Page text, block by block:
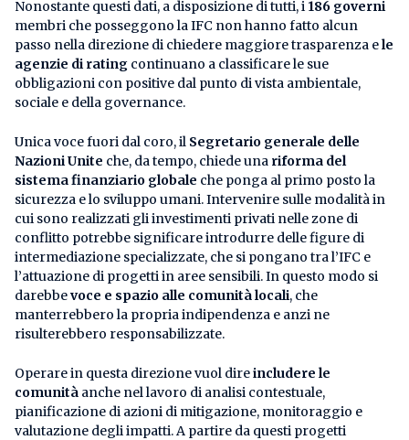
Nonostante questi dati, a disposizione di tutti, i 186 governi
membri che posseggono la IFC non hanno fatto alcun
passo nella direzione di chiedere maggiore trasparenza ele
agenzie di rating continuano a classificare le sue
obbligazioni con positive dal punto di vista ambientale,
sociale e della governance.
Unica voce fuori dal coro, il Segretario generale delle
Nazioni Unite che, da tempo, chiede una riforma del
sistema finanziario globale che ponga al primo posto la
sicurezza e lo sviluppo umani. Intervenire sulle modalità in
cui sono realizzati gli investimenti privati nelle zone di
conflitto potrebbe significare introdurre delle figure di
intermediazione specializzate, che si pongano tra l’IFC e
l’attuazione di progetti in aree sensibili. In questo modo si
darebbevoce e spazio alle comunità locali, che
manterrebbero la propria indipendenza e anzi ne
risulterebbero responsabilizzate.
Operare in questa direzione vuol direincludere le
comunità anche nel lavoro di analisi contestuale,
pianificazione di azioni di mitigazione, monitoraggio e
valutazione degli impatti. A partire da questi progetti